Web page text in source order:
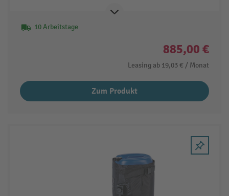
10 Arbeitstage
885,00 €
Leasing ab 19,03 € / Monat
Zum Produkt